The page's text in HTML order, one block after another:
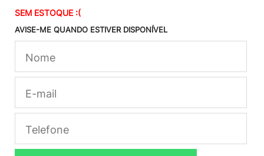
SEM ESTOQUE :(
AVISE-ME QUANDO ESTIVER DISPONÍVEL